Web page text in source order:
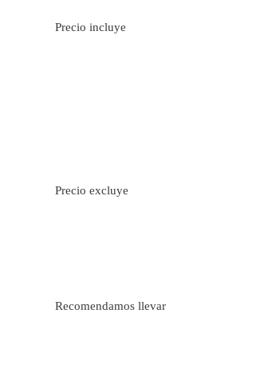
Precio incluye
Precio excluye
Recomendamos llevar